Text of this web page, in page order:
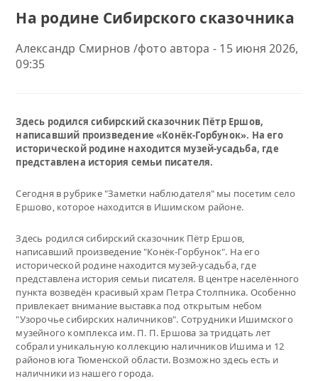
На родине Сибирского сказочника
Александр Смирнов /фото автора - 15 июня 2026,
09:35
Здесь родился сибирский сказочник Пётр Ершов,
написавший произведение «Конёк-Горбунок». На его
исторической родине находится музей-усадьба, где
представлена история семьи писателя.
Сегодня в рубрике "Заметки наблюдателя" мы посетим село
Ершово, которое находится в Ишимском районе.
Здесь родился сибирский сказочник Пётр Ершов,
написавший произведение "Конёк-Горбунок". На его
исторической родине находится музей-усадьба, где
представлена история семьи писателя. В центре населённого
пункта возведён красивый храм Петра Столпника. Особенно
привлекает внимание выставка под открытым небом
"Узорочье сибирских наличников". Сотрудники Ишимского
музейного комплекса им. П. П. Ершова за тридцать лет
собрали уникальную коллекцию наличников Ишима и 12
районов юга Тюменской области. Возможно здесь есть и
наличники из нашего города.